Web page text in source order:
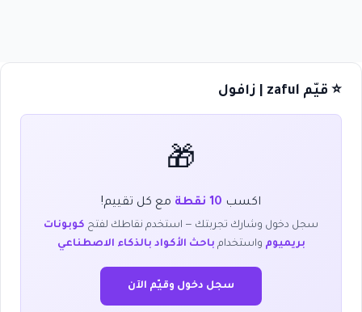
⭐ قيّم zaful | زافول
🎁
اكسب 10 نقطة مع كل تقييم!
سجل دخول وشارك تجربتك — استخدم نقاطك لفتح كوبونات
بريميوم واستخدام باحث الأكواد بالذكاء الاصطناعي
سجل دخول وقيّم الآن